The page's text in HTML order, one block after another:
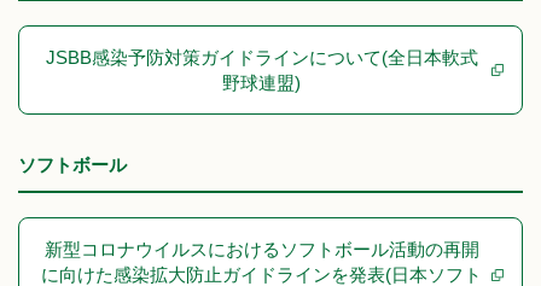
JSBB感染予防対策ガイドラインについて(全日本軟式
野球連盟)
ソフトボール
新型コロナウイルスにおけるソフトボール活動の再開
に向けた感染拡大防止ガイドラインを発表(日本ソフト